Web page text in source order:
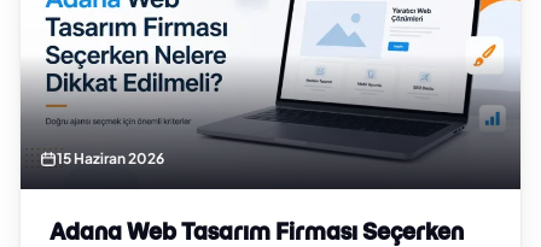
15 Haziran 2026
Adana Web Tasarım Firması Seçerken